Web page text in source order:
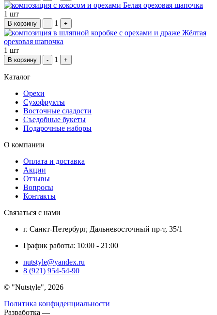
Белая ореховая шапочка
1 шт
В корзину - 1 +
Жёлтая
ореховая шапочка
1 шт
В корзину - 1 +
Каталог
Орехи
Сухофрукты
Восточные сладости
Съедобные букеты
Подарочные наборы
О компании
Оплата и доставка
Акции
Отзывы
Вопросы
Контакты
Связаться с нами
г. Санкт-Петербург, Дальневосточный пр-т, 35/1
График работы: 10:00 - 21:00
nutstyle@yandex.ru
8 (921) 954-54-90
©
Nutstyle , 2026
Политика конфиденциальности
Разработка —